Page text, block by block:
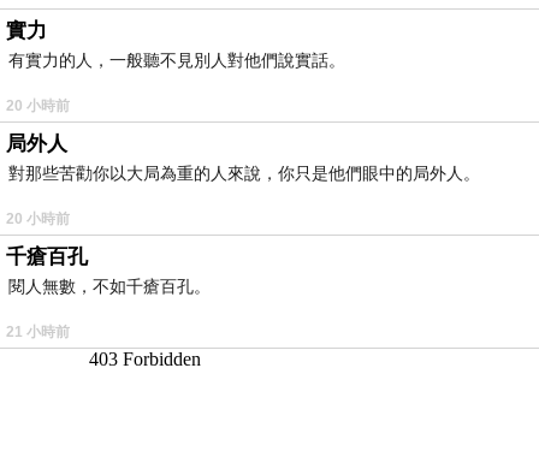
實力
有實力的人，一般聽不見別人對他們說實話。
20 小時前
局外人
對那些苦勸你以大局為重的人來說，你只是他們眼中的局外人。
20 小時前
千瘡百孔
閱人無數，不如千瘡百孔。
21 小時前